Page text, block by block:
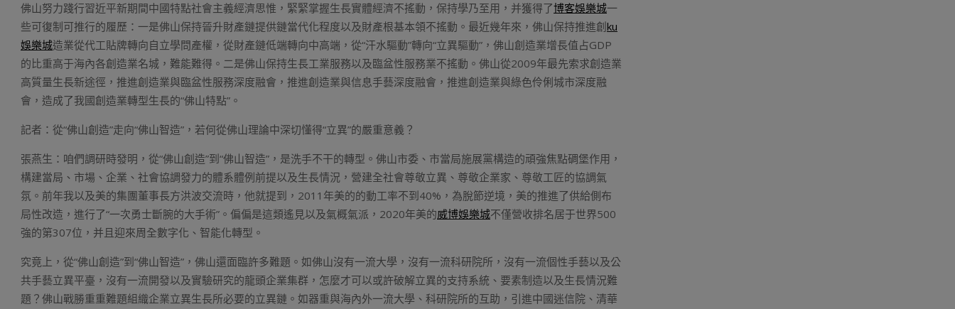
佛山努力踐行習近平新期間中國特點社會主義經濟思惟，緊緊掌握生長實體經濟不搖動，保持學乃至用，并獲得了博客娛樂城一
些可復制可推行的履歷：一是佛山保持晉升財產鏈提供鏈當代化程度以及財產根基本領不搖動。最近幾年來，佛山保持推進創 ku
娛樂城造業從代工貼牌轉向自立學問產權，從財產鏈低端轉向中高端，從“汗水驅動”轉向“立異驅動”，佛山創造業增長值占GDP
的比重高于海內各創造業名城，難能難得。二是佛山保持生長工業服務以及臨盆性服務業不搖動。佛山從2009年最先索求創造業
高質量生長新途徑，推進創造業與臨盆性服務深度融會，推進創造業與信息手藝深度融會，推進創造業與綠色伶俐城市深度融
會，造成了我國創造業轉型生長的“佛山特點”。
記者：從“佛山創造”走向“佛山智造”，若何從佛山理論中深切懂得“立異”的嚴重意義？
張燕生：咱們調研時發明，從“佛山創造”到“佛山智造”，是洗手不干的轉型。佛山市委、市當局施展黨構造的頑強焦點碉堡作用，
構建當局、市場、企業、社會協調發力的體系體例前提以及生長情況，營建全社會尊敬立異、尊敬企業家、尊敬工匠的協調氣
氛。前年我以及美的集團董事長方洪波交流時，他就提到，2011年美的的動工率不到40%，為脫節逆境，美的推進了供給側布
局性改造，進行了“一次勇士斷腕的大手術”。偏偏是這類遙見以及氣概氣派，2020年美的威博娛樂城不僅營收排名居于世界500
強的第307位，并且迎來周全數字化、智能化轉型。
究竟上，從“佛山創造”到“佛山智造”，佛山還面臨許多難題。如佛山沒有一流大學，沒有一流科研院所，沒有一流個性手藝以及公
共手藝立異平臺，沒有一流開發以及實驗研究的龍頭企業集群，怎麼才可以或許破解立異的支持系統、要素制造以及生長情況難
題？佛山戰勝重重難題組織企業立異生長所必要的立異鏈。如器重與海內外一流大學、科研院所的互助，引進中國迷信院、清華